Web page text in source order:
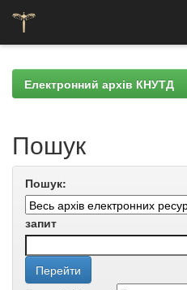
navigationЕлектронний архів КНУТД
Пошук
Пошук:
запит